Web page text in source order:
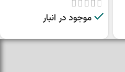
موجود در انبار